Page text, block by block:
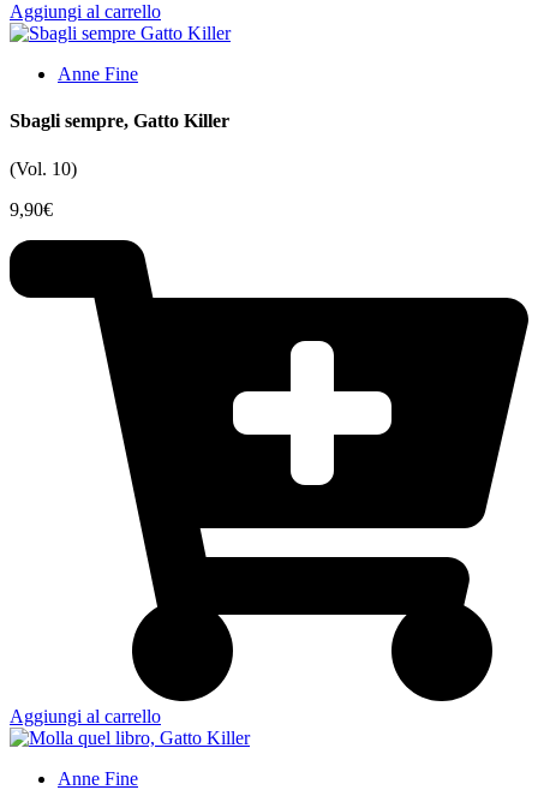
Aggiungi al carrello
Anne Fine
Sbagli sempre, Gatto Killer
(Vol. 10)
9,90€
Aggiungi al carrello
Anne Fine